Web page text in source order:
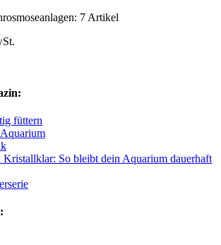
7 Artikel
füttern
So bleibt dein Aquarium dauerhaft